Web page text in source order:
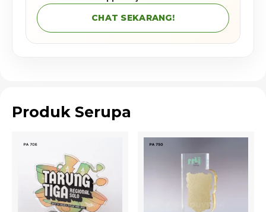
CHAT SEKARANG!
Produk Serupa